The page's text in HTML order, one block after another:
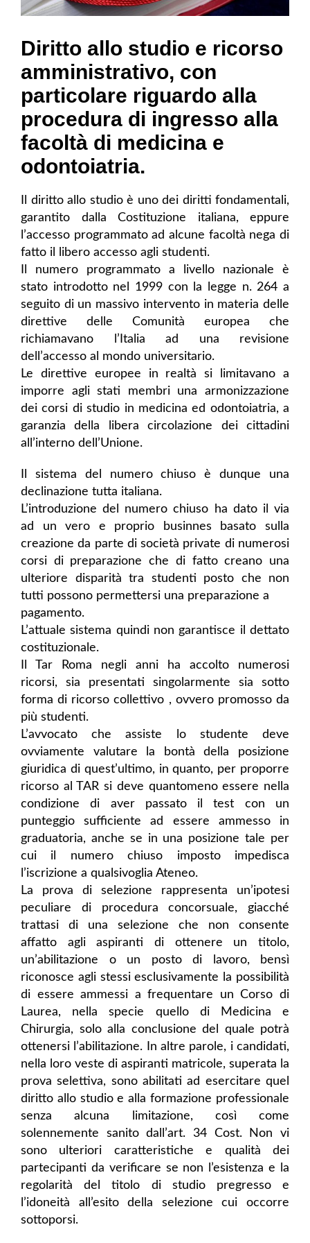
Diritto allo studio e ricorso
amministrativo, con
particolare riguardo alla
procedura di ingresso alla
facoltà di medicina e
odontoiatria.
Il diritto allo studio è uno dei diritti fondamentali,
garantito dalla Costituzione italiana, eppure
l’accesso programmato ad alcune facoltà nega di
fatto il libero accesso agli studenti.
Il numero programmato a livello nazionale è
stato introdotto nel 1999 con la legge n. 264 a
seguito di un massivo intervento in materia delle
direttive delle Comunità europea che
richiamavano l’Italia ad una revisione
dell’accesso al mondo universitario.
Le direttive europee in realtà si limitavano a
imporre agli stati membri una armonizzazione
dei corsi di studio in medicina ed odontoiatria, a
garanzia della libera circolazione dei cittadini
all’interno dell’Unione.
Il sistema del numero chiuso è dunque una
declinazione tutta italiana.
L’introduzione del numero chiuso ha dato il via
ad un vero e proprio businnes basato sulla
creazione da parte di società private di numerosi
corsi di preparazione che di fatto creano una
ulteriore disparità tra studenti posto che non
tutti possono permettersi una preparazione a
pagamento.
L’attuale sistema quindi non garantisce il dettato
costituzionale.
Il Tar Roma negli anni ha accolto numerosi
ricorsi, sia presentati singolarmente sia sotto
forma di ricorso collettivo , ovvero promosso da
più studenti.
L’avvocato che assiste lo studente deve
ovviamente valutare la bontà della posizione
giuridica di quest’ultimo, in quanto, per proporre
ricorso al TAR si deve quantomeno essere nella
condizione di aver passato il test con un
punteggio sufficiente ad essere ammesso in
graduatoria, anche se in una posizione tale per
cui il numero chiuso imposto impedisca
l’iscrizione a qualsivoglia Ateneo.
La prova di selezione rappresenta un’ipotesi
peculiare di procedura concorsuale, giacché
trattasi di una selezione che non consente
affatto agli aspiranti di ottenere un titolo,
un’abilitazione o un posto di lavoro, bensì
riconosce agli stessi esclusivamente la possibilità
di essere ammessi a frequentare un Corso di
Laurea, nella specie quello di Medicina e
Chirurgia, solo alla conclusione del quale potrà
ottenersi l’abilitazione. In altre parole, i candidati,
nella loro veste di aspiranti matricole, superata la
prova selettiva, sono abilitati ad esercitare quel
diritto allo studio e alla formazione professionale
senza alcuna limitazione, così come
solennemente sanito dall’art. 34 Cost. Non vi
sono ulteriori caratteristiche e qualità dei
partecipanti da verificare se non l’esistenza e la
regolarità del titolo di studio pregresso e
l’idoneità all’esito della selezione cui occorre
sottoporsi.